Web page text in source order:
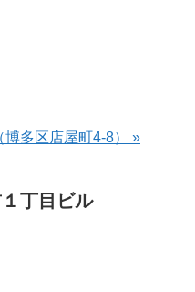
多区店屋町4-8） »
丁目ビル